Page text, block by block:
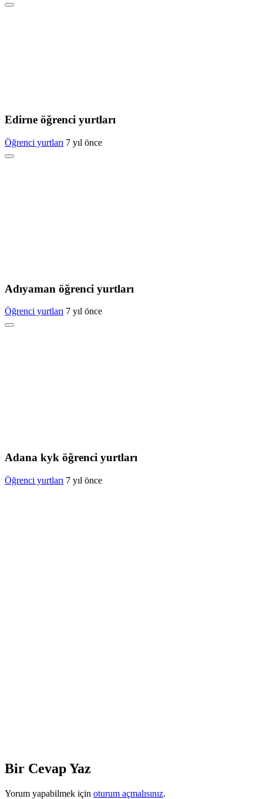
Edirne öğrenci yurtları
Öğrenci yurtları 7 yıl önce
Adıyaman öğrenci yurtları
Öğrenci yurtları 7 yıl önce
Adana kyk öğrenci yurtları
Öğrenci yurtları 7 yıl önce
Bir Cevap Yaz
Yorum yapabilmek için oturum açmalısınız.